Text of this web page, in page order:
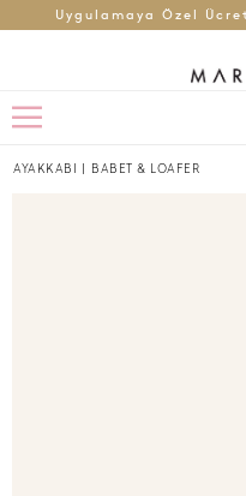
Uygulamaya Özel
AYAKKABI | BABET & LOAFER